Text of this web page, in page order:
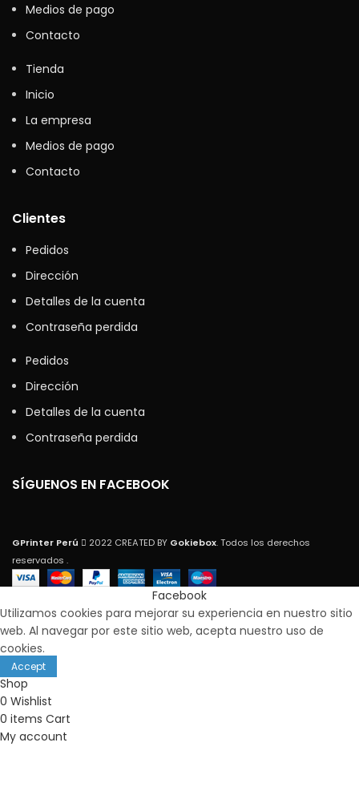
Medios de pago
Contacto
Tienda
Inicio
La empresa
Medios de pago
Contacto
Clientes
Pedidos
Dirección
Detalles de la cuenta
Contraseña perdida
Pedidos
Dirección
Detalles de la cuenta
Contraseña perdida
SÍGUENOS EN FACEBOOK
GPrinter Perú 2022 CREATED BY Gokiebox. Todos los derechos
reservados .
Facebook
Utilizamos cookies para mejorar su experiencia en nuestro sitio
web. Al navegar por este sitio web, acepta nuestro uso de
cookies.
Accept
Shop
0 Wishlist
0 items Cart
My account